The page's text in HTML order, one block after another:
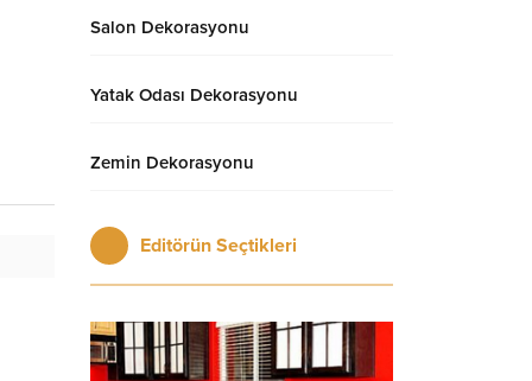
Salon Dekorasyonu
Yatak Odası Dekorasyonu
Zemin Dekorasyonu
Editörün Seçtikleri